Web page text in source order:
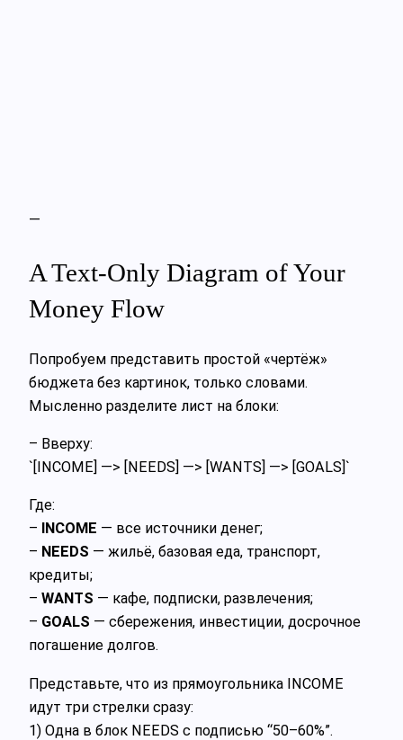
—
A Text-Only Diagram of Your
Money Flow
Попробуем представить простой «чертёж»
бюджета без картинок, только словами.
Мысленно разделите лист на блоки:
– Вверху:
`[INCOME] —> [NEEDS] —> [WANTS] —> [GOALS]`
Где:
–
INCOME — все источники денег;
– NEEDS — жильё, базовая еда, транспорт,
кредиты;
– WANTS — кафе, подписки, развлечения;
– GOALS — сбережения, инвестиции, досрочное
погашение долгов.
Представьте, что из прямоугольника INCOME
идут три стрелки сразу:
1) Одна в блок NEEDS с подписью “50–60%”.